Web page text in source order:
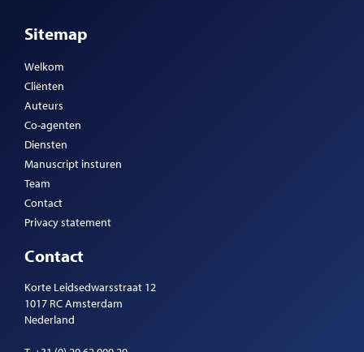
Sitemap
Welkom
Cliënten
Auteurs
Co-agenten
Diensten
Manuscript insturen
Team
Contact
Privacy statement
Contact
Korte Leidsedwarsstraat 12
1017 RC Amsterdam
Nederland